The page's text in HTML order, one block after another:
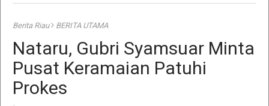
Berita Riau BERITA UTAMA
Nataru, Gubri Syamsuar Minta
Pusat Keramaian Patuhi
Prokes